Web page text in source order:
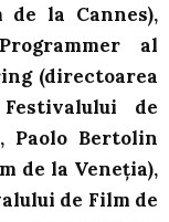
de la Cannes),
al
(directoarea
de
Paolo Bertolin
de la Veneția),
de Film de